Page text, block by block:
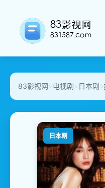
83影视网>电视剧> 日本剧>
日本剧